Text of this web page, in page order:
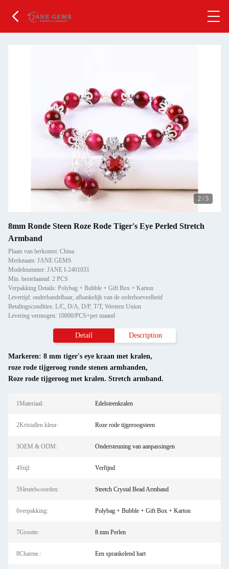
2 / 5
8mm Ronde Steen Roze Rode Tiger's Eye Perled Stretch
Armband
Plaats van herkomst: China
Merknaam: JANE GEMS
Modelnummer: JANE I-2401031
Min. bestelaantal: 2 PCS
Verpakking Details: Polybag + Bubble + Gift Box + Karton
Levertijd: onderhandelbaar, afhankelijk van de orderhoeveelheid
Betalingscondities: L/C, D/A, D/P, T/T, Western Union
Levering vermogen: 10000/PCS+per maand
Detail Description
Markeren: 8 mm tiger's eye kraan met kralen,
roze rode tijgeroog ronde stenen armbanden,
Roze rode tijgeroog met kralen. Stretch armband.
1Materiaal: Edelsteenkralen
2Kristallen kleur: Roze rode tijgeroogsteen
3OEM & ODM: Ondersteuning van aanpassingen
4Stijl: Verfijnd
5Sleutelwoorden: Stretch Crystal Bead Armband
6verpakking: Polybag + Bubble + Gift Box + Karton
7Grootte: 8 mm Perlen
8Charme.: Een sprankelend hart